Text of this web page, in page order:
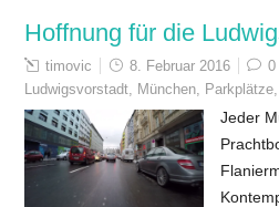
Hoffnung für die
timovic 8. Februar 2016 0
Ludwigsvorstadt München Parkplätze
Jeder